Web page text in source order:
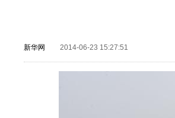
新华网 2014-06-23 15:27:51